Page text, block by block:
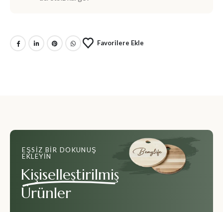
Favorilere Ekle
EŞSIZ BIR DOKUNUŞ
EKLEYIN
Kişiselleştirilmiş
Ürünler